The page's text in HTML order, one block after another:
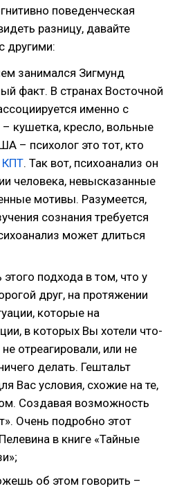
поведенческая
разницу, давайте
другими:
занимался Зигмунд
факт. В странах Восточной
именно с
кушетка, кресло, вольные
– психолог это тот, кто
КПТ. Так вот, психоанализ он
человека, невысказанные
мотивы. Разумеется,
сознания требуется
может длиться
подхода в том, что у
друг, на протяжении
которые на
в которых Вы хотели что-
отреагировали, или не
делать. Гештальт
Вас условия, схожие на те,
Создавая возможность
Очень подробно этот
в книге «Тайные
об этом говорить –